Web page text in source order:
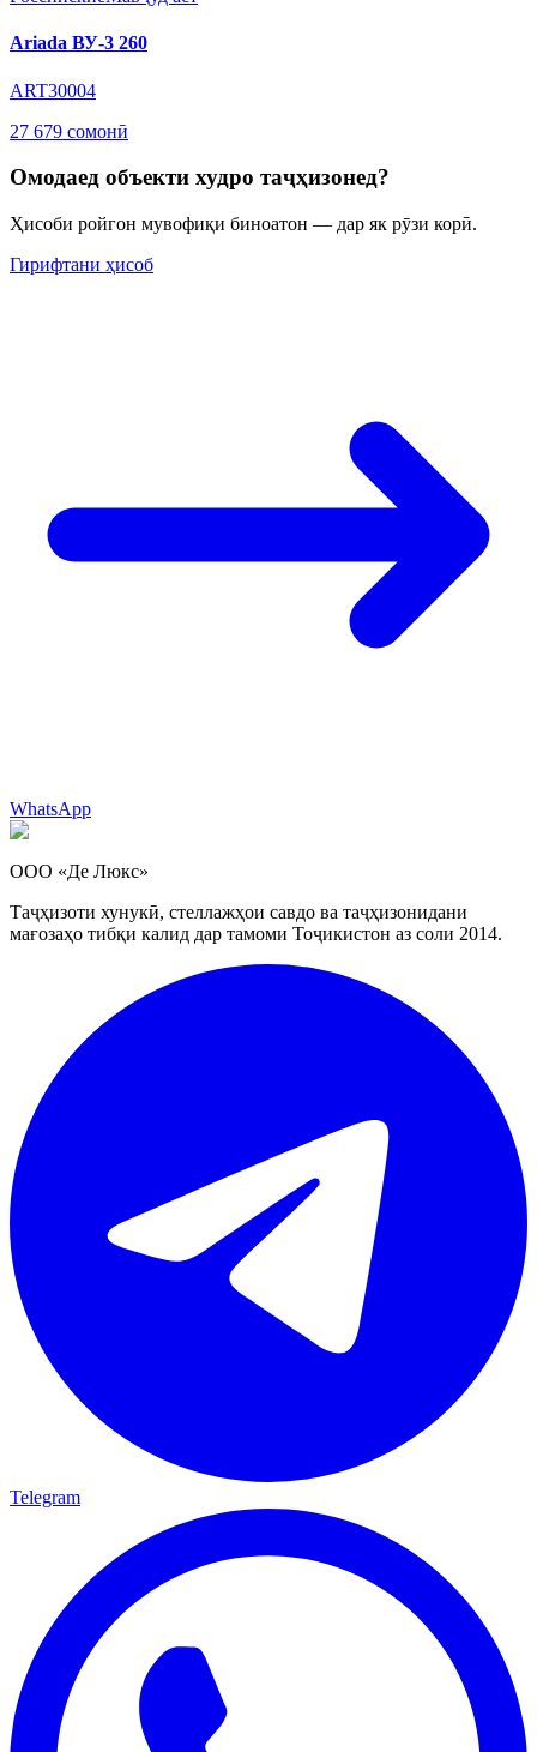
Ariada ВУ-3 260
ART30004
27 679 сомонӣ
Омодаед объекти худро таҷҳизонед?
Ҳисоби ройгон мувофиқи биноатон — дар як рӯзи корӣ.
Гирифтани ҳисоб
WhatsApp
ООО «Де Люкс»
Таҷҳизоти хунукӣ, стеллажҳои савдо ва таҷҳизонидани
мағозаҳо тибқи калид дар тамоми Тоҷикистон аз соли 2014.
Telegram